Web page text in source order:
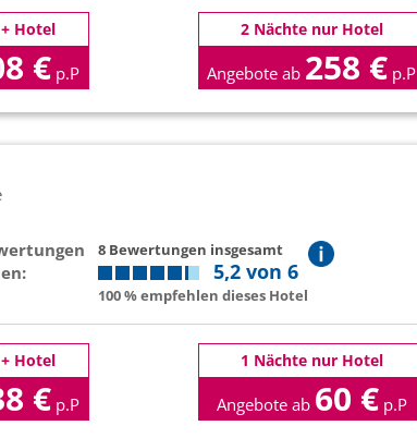
Hotel
€ p.P
2 Nächte nur Hotel
Angebote ab 258 € p.P
8 Bewertungen insgesamt
5,2 von 6
100 % empfehlen dieses Hotel
Hotel
€ p.P
1 Nächte nur Hotel
Angebote ab 60 € p.P